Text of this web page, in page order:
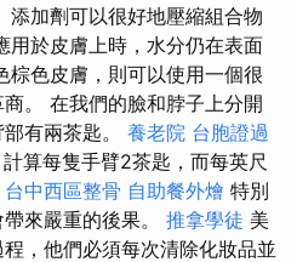
添加劑可以很好地壓縮組合物
用於皮膚上時，水分仍在表面
棕色皮膚，則可以使用一個很
。 在我們的臉和脖子上分開
有兩茶匙。 養老院 台胞證過
計算每隻手臂2茶匙，而每英尺
台中西區整骨 自助餐外燴 特別
來嚴重的後果。 推拿學徒 美
，他們必須每次清除化妝品並